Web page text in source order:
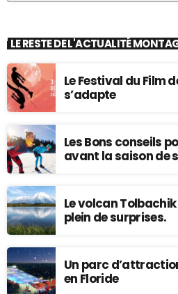
LE RESTE DE L'ACTUALITÉ
Le Festival du Film
s’adapte
Les Bons conseils
avant la saison de
Le volcan
plein de surprises.
Un parc
en Floride